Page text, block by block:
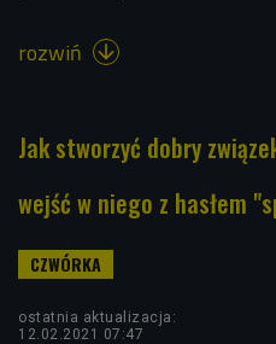
rozwiń 
Jak stworzyć dobry
wejść w niego z hasłem
ostatnia aktualizacja:
12.02.2021 07:47